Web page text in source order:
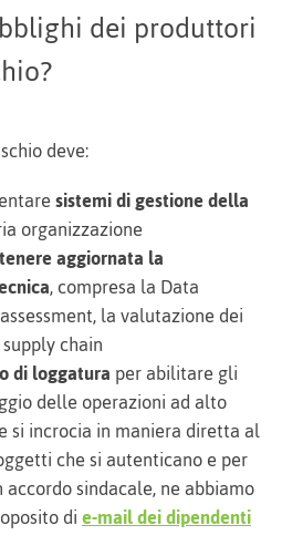
dei produttori
deve:
sistemi di gestione della
organizzazione
aggiornata la
, compresa la Data
la valutazione dei
chain
di loggaturaper abilitare gli
delle operazioni ad alto
si incrocia in maniera diretta al
che si autenticano e per
sindacale, ne abbiamo
die-mail dei dipendenti